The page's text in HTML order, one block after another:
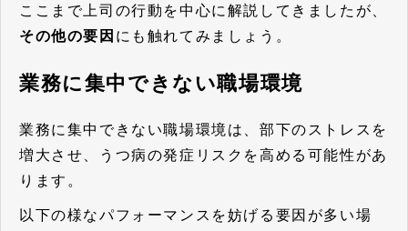
ここまで上司の行動を中心に解説してきましたが、
その他の要因 にも触れてみましょう。
業務に集中できない職場環境
業務に集中できない職場環境は、部下のストレスを
増大させ、うつ病の発症リスクを高める可能性があ
ります。
以下の様なパフォーマンスを妨げる要因が多い場